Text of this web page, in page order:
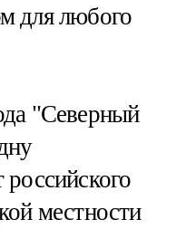
для любого
"Северный
российского
местности